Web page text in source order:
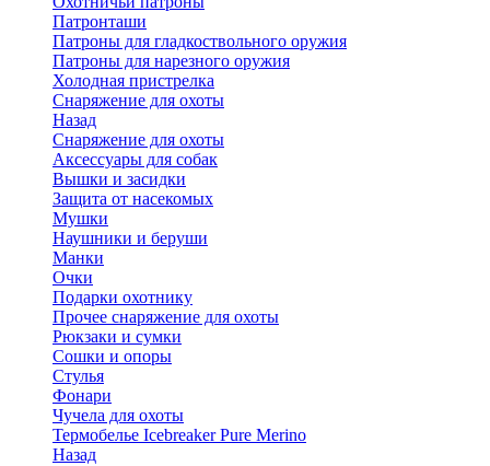
Патронташи
Патроны для гладкоствольного оружия
Патроны для нарезного оружия
Холодная пристрелка
Снаряжение для охоты
Назад
Снаряжение для охоты
Аксессуары для собак
Вышки и засидки
Защита от насекомых
Мушки
Наушники и беруши
Манки
Очки
Подарки охотнику
Прочее снаряжение для охоты
Рюкзаки и сумки
Сошки и опоры
Стулья
Фонари
Чучела для охоты
Термобелье Icebreaker Pure Merino
Назад